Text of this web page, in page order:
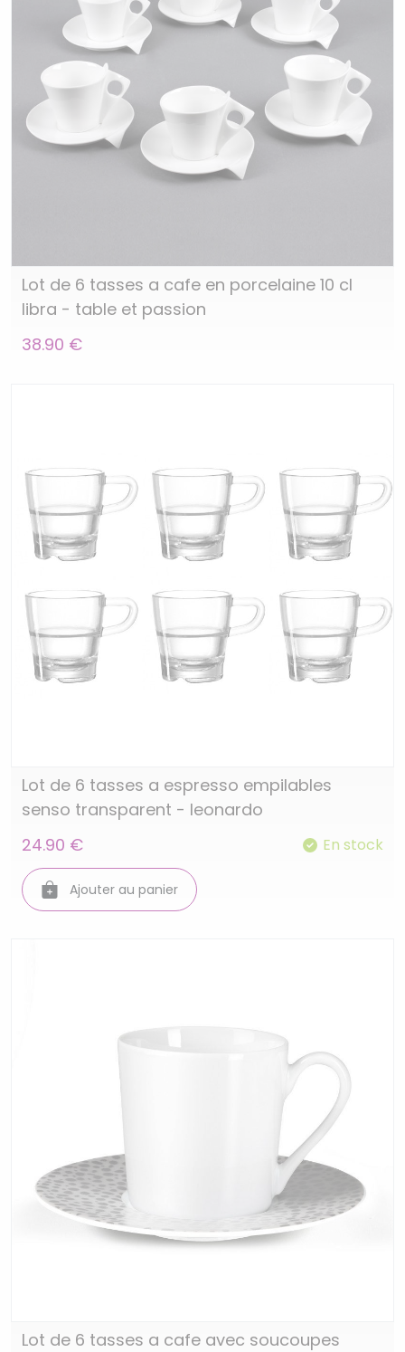
Lot de 6 tasses a cafe en porcelaine 10 cl
libra - table et passion
38.90 €
Lot de 6 tasses a espresso empilables
senso transparent - leonardo
24.90 €
En stock
Ajouter au panier
Lot de 6 tasses a cafe avec soucoupes